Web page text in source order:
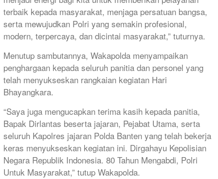
terbaik kepada masyarakat, menjaga persatuan bangsa,
serta mewujudkan Polri yang semakin profesional,
modern, terpercaya, dan dicintai masyarakat,” tuturnya.
Menutup sambutannya, Wakapolda menyampaikan
penghargaan kepada seluruh panitia dan personel yang
telah menyukseskan rangkaian kegiatan Hari
Bhayangkara.
“Saya juga mengucapkan terima kasih kepada panitia,
Bapak Dirlantas beserta jajaran, Pejabat Utama, serta
seluruh Kapolres jajaran Polda Banten yang telah bekerja
keras menyukseskan kegiatan ini. Dirgahayu Kepolisian
Negara Republik Indonesia. 80 Tahun Mengabdi, Polri
Untuk Masyarakat,” tutup Wakapolda.